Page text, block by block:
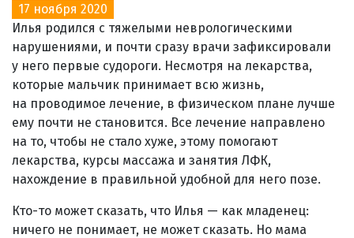
17 ноября 2020
Илья родился с тяжелыми неврологическими
нарушениями, и почти сразу врачи зафиксировали
у него первые судороги. Несмотря на лекарства,
которые мальчик принимает всю жизнь,
на проводимое лечение, в физическом плане лучше
ему почти не становится. Все лечение направлено
на то, чтобы не стало хуже, этому помогают
лекарства, курсы массажа и занятия ЛФК,
нахождение в правильной удобной для него позе.
Кто-то может сказать, что Илья — как младенец:
ничего не понимает, не может сказать. Но мама